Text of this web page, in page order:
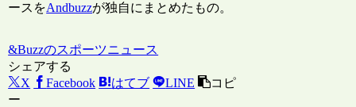
ースをAndbuzzが独自にまとめたもの。
&Buzzのスポーツニュース
シェアする
X
Facebook はてブ LINE
コピ
ー